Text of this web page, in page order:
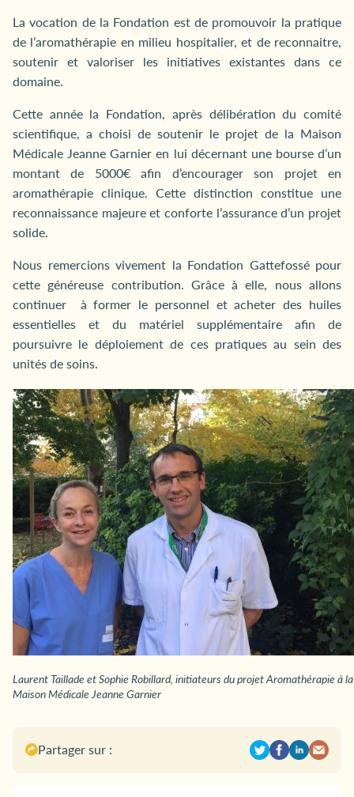
La vocation de la Fondation est de promouvoir la pratique
de l’aromathérapie en milieu hospitalier, et de reconnaitre,
soutenir et valoriser les initiatives existantes dans ce
domaine.
Cette année la Fondation, après délibération du comité
scientifique, a choisi de soutenir le projet de la Maison
Médicale Jeanne Garnier en lui décernant une bourse d’un
montant de 5000€ afin d’encourager son projet en
aromathérapie clinique. Cette distinction constitue une
reconnaissance majeure et conforte l’assurance d’un projet
solide.
Nous remercions vivement la Fondation Gattefossé pour
cette généreuse contribution. Grâce à elle, nous allons
continuer à former le personnel et acheter des huiles
essentielles et du matériel supplémentaire afin de
poursuivre le déploiement de ces pratiques au sein des
unités de soins.
Laurent Taillade et Sophie Robillard, initiateurs du projet Aromathérapie à la
Maison Médicale Jeanne Garnier
Partager sur :